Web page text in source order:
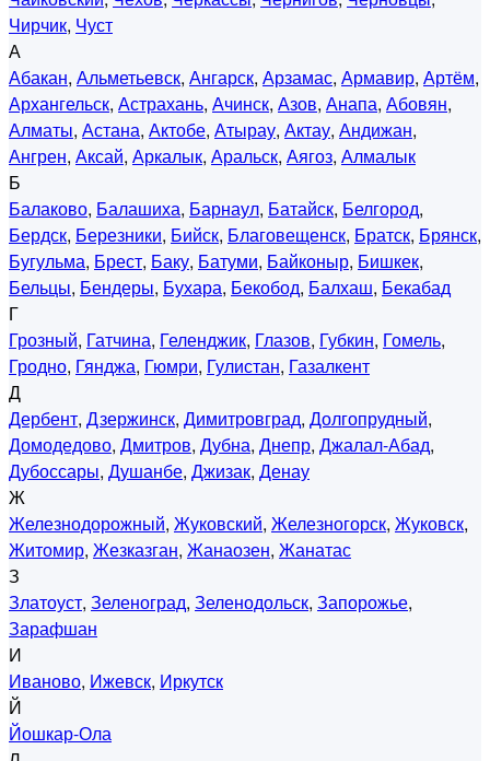
Чирчик, Чуст
А
Абакан, Альметьевск, Ангарск, Арзамас, Армавир, Артём,
Архангельск, Астрахань, Ачинск, Азов, Анапа, Абовян,
Алматы, Астана, Актобе, Атырау, Актау, Андижан,
Ангрен, Аксай, Аркалык, Аральск, Аягоз, Алмалык
Б
Балаково, Балашиха, Барнаул, Батайск, Белгород,
Бердск, Березники, Бийск, Благовещенск, Братск, Брянск,
Бугульма, Брест, Баку, Батуми, Байконыр, Бишкек,
Бельцы, Бендеры, Бухара, Бекобод, Балхаш, Бекабад
Г
Грозный, Гатчина, Геленджик, Глазов, Губкин, Гомель,
Гродно, Гянджа, Гюмри, Гулистан, Газалкент
Д
Дербент, Дзержинск, Димитровград, Долгопрудный,
Домодедово, Дмитров, Дубна, Днепр, Джалал-Абад,
Дубоссары, Душанбе, Джизак, Денау
Ж
Железнодорожный, Жуковский, Железногорск, Жуковск,
Житомир, Жезказган, Жанаозен, Жанатас
З
Златоуст, Зеленоград, Зеленодольск, Запорожье,
Зарафшан
И
Иваново, Ижевск, Иркутск
Й
Йошкар-Ола